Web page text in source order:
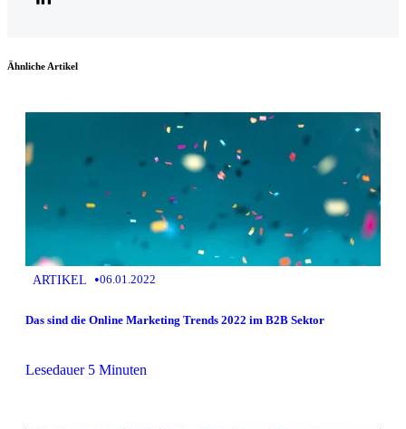
Ähnliche Artikel
ARTIKEL •06.01.2022
Das sind die Online Marketing Trends 2022 im B2B Sektor
Lesedauer 5 Minuten